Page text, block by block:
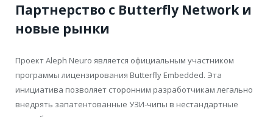
Партнерство с Butterfly Network и
новые рынки
Проект Aleph Neuro является официальным участником
программы лицензирования Butterfly Embedded. Эта
инициатива позволяет сторонним разработчикам легально
внедрять запатентованные УЗИ-чипы в нестандартные